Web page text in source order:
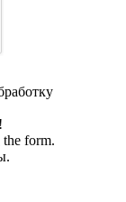
form.